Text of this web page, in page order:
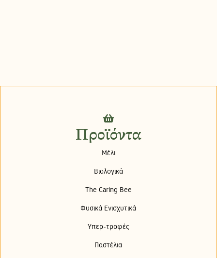
Προϊόντα
Μέλι
Βιολογικά
The Caring Bee
Φυσικά Ενισχυτικά
Υπερ-τροφές
Παστέλια